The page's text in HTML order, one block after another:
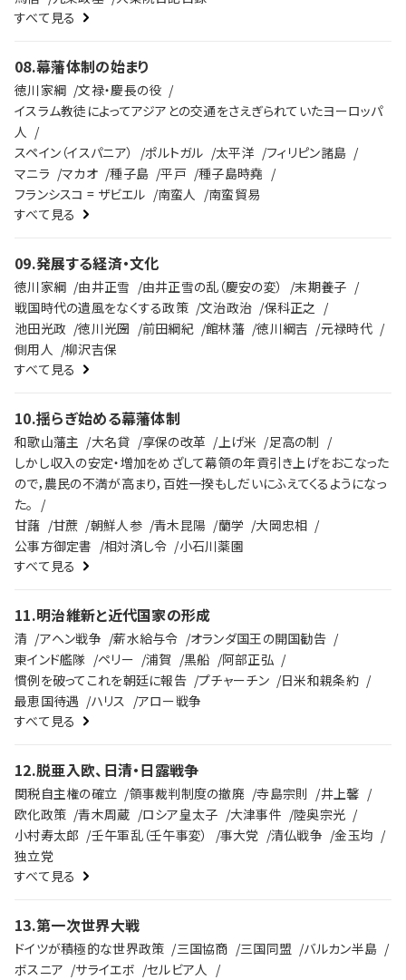
すべて見る
08.幕藩体制の始まり
徳川家綱
文禄・慶長の役
イスラム教徒によってアジアとの交通をさえぎられていたヨーロッパ
人
スペイン（イスパニア）
ポルトガル 太平洋
フィリピン諸島
マニラ
マカオ 種子島 平戸
種子島時堯
フランシスコ = ザビエル
南蛮人
南蛮貿易
すべて見る
09.発展する経済・文化
徳川家綱 由井正雪 由井正雪の乱（慶安の変）
末期養子
戦国時代の遺風をなくする政策
文治政治
保科正之
池田光政
徳川光圀 前田綱紀 館林藩 徳川綱吉
元禄時代
側用人
柳沢吉保
すべて見る
10.揺らぎ始める幕藩体制
和歌山藩主 大名貸 享保の改革 上げ米
足高の制
しかし収入の安定・増加をめざして幕領の年貢引き上げをおこなった
ので，農民の不満が高まり，百姓一揆もしだいにふえてくるようになっ
た。
甘藷
甘蔗 朝鮮人参 青木昆陽 蘭学
大岡忠相
公事方御定書
相対済し令
小石川薬園
すべて見る
11.明治維新と近代国家の形成
清 アヘン戦争 薪水給与令
オランダ国王の開国勧告
東インド艦隊
ペリー 浦賀 黒船
阿部正弘
慣例を破ってこれを朝廷に報告
プチャーチン
日米和親条約
最恵国待遇
ハリス
アロー戦争
すべて見る
12.脱亜入欧、日清・日露戦争
関税自主権の確立 領事裁判制度の撤廃 寺島宗則
井上馨
欧化政策
青木周蔵 ロシア皇太子 大津事件
陸奥宗光
小村寿太郎
壬午軍乱（壬午事変） 事大党 清仏戦争
金玉均
独立党
すべて見る
13.第一次世界大戦
ドイツが積極的な世界政策 三国協商 三国同盟
バルカン半島
ボスニア
サライエボ
セルビア人